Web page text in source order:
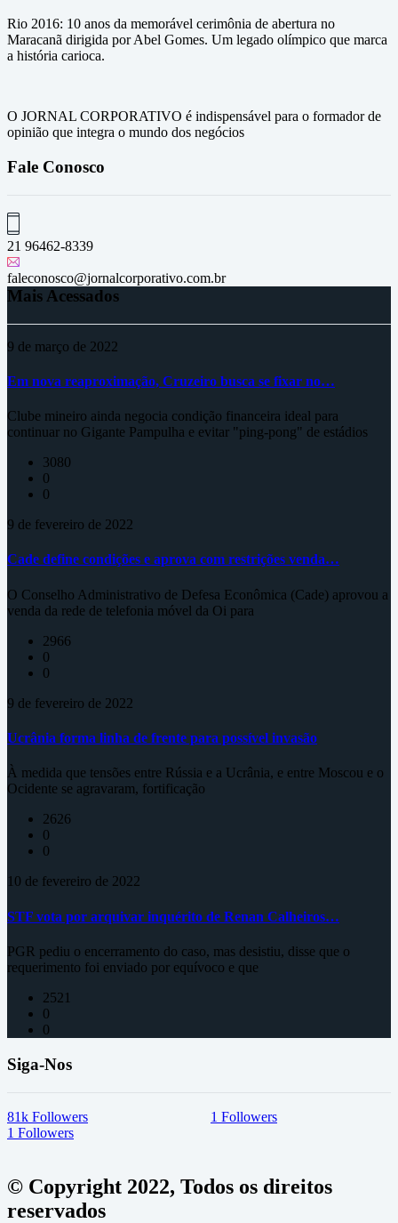
Rio 2016: 10 anos da memorável cerimônia de abertura no
Maracanã dirigida por Abel Gomes. Um legado olímpico que marca
a história carioca.
O JORNAL CORPORATIVO é indispensável para o formador de
opinião que integra o mundo dos negócios
Fale Conosco
21 96462-8339
faleconosco@jornalcorporativo.com.br
Mais Acessados
9 de março de 2022
Em nova reaproximação, Cruzeiro busca se fixar no…
Clube mineiro ainda negocia condição financeira ideal para
continuar no Gigante Pampulha e evitar "ping-pong" de estádios
3080
0
0
9 de fevereiro de 2022
Cade define condições e aprova com restrições venda…
O Conselho Administrativo de Defesa Econômica (Cade) aprovou a
venda da rede de telefonia móvel da Oi para
2966
0
0
9 de fevereiro de 2022
Ucrânia forma linha de frente para possível invasão
À medida que tensões entre Rússia e a Ucrânia, e entre Moscou e o
Ocidente se agravaram, fortificação
2626
0
0
10 de fevereiro de 2022
STF vota por arquivar inquérito de Renan Calheiros…
PGR pediu o encerramento do caso, mas desistiu, disse que o
requerimento foi enviado por equívoco e que
2521
0
0
Siga-Nos
81k Followers 1 Followers
1 Followers
© Copyright 2022, Todos os direitos
reservados